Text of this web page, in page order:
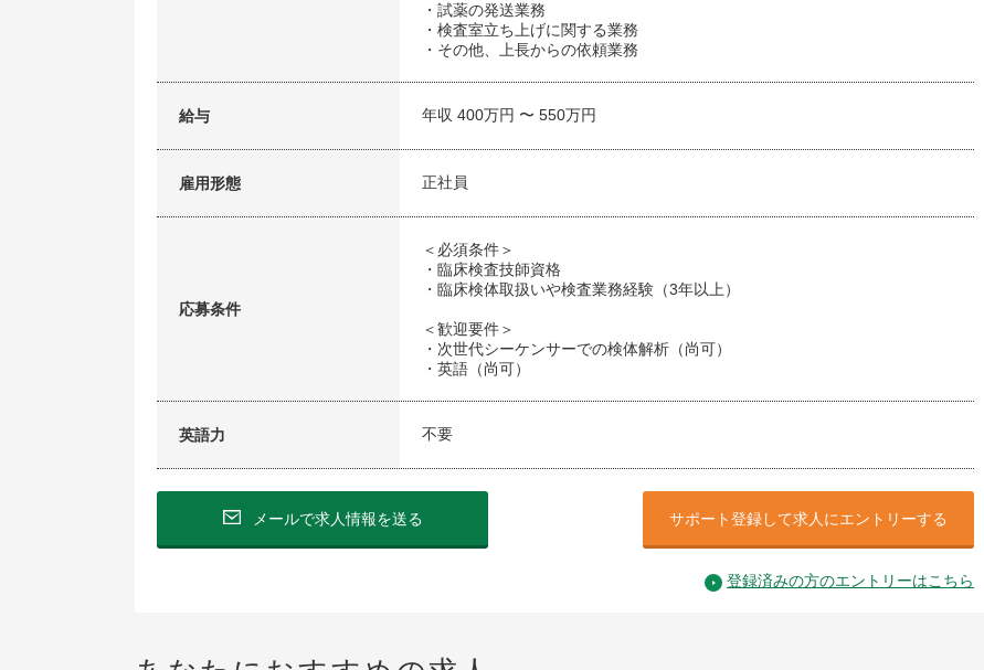
・試薬の発送業務
・検査室立ち上げに関する業務
・その他、上長からの依頼業務
給与 年収 400万円 〜 550万円
雇用形態 正社員
応募条件
＜必須条件＞
・臨床検査技師資格
・臨床検体取扱いや検査業務経験（3年以上）
＜歓迎要件＞
・次世代シーケンサーでの検体解析（尚可）
・英語（尚可）
英語力 不要
メールで求人情報を送る サポート登録して求人にエントリーする
登録済みの方のエントリーはこちら